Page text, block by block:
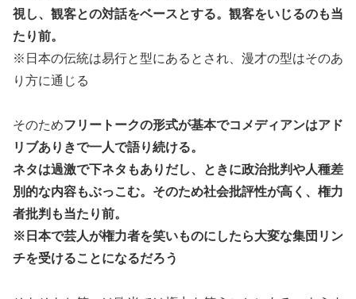
視し、観客との対話をベースとする。観客をいじるのも当
たり前。
※日本の伝統は易行と型にあるとされ、漫才の型はそのあ
り方に通じる
そのためフリートークの形式が基本でコメディアンはアド
リブありきで一人で語り続ける。
ネタは過激で下ネタもありだし、ときに政治批判や人種差
別的な内容もぶっこむ。そのため社会批評性が高く、権力
者批判も当たり前。
※日本で芸人が権力者を笑いものにしたら大変な集団リン
チを受けることになるだろう